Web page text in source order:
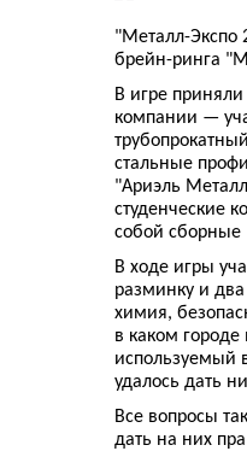
"Металл-Экспо
брейн-ринга
В игре
компании —
стальные
"Ариэль
студенческие
собой сборные
В ходе игры
разминку и
химия,
в каком
используемый
удалось дать
Все вопросы
дать на них